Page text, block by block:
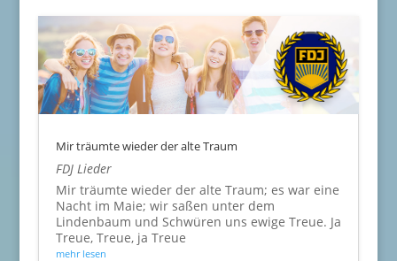
Mir träumte wieder der alte Traum
FDJ Lieder
Mir träumte wieder der alte Traum; es war eine
Nacht im Maie; wir saßen unter dem
Lindenbaum und Schwüren uns ewige Treue. Ja
Treue, Treue, ja Treue
mehr lesen